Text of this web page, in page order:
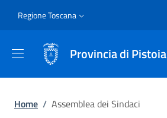
Slim
Regione Toscana
Provincia di Pistoia
Briciole di pane
Home / Assemblea dei Sindaci